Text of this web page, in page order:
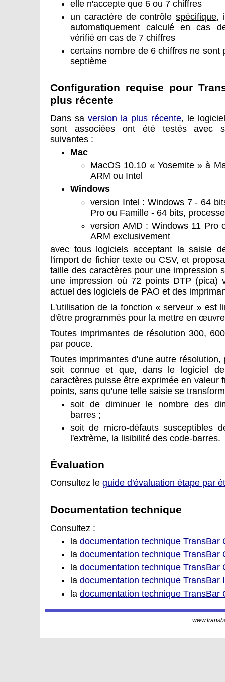
elle n'accepte que 6 ou 7 chiffres
un caractère de contrôlespécifique,
automatiquement calculé en cas
vérifié en cas de 7 chiffres
certains nombre de 6 chiffres ne sont
septième
Configuration requise pour
plus récente
Dans sa version la plus récente, le
sont associées ont été testés avec
suivantes :
Mac
MacOS 10.10 « Yosemite » à
ARM ou Intel
Windows
version Intel : Windows 7 - 64
Pro ou Famille - 64 bits,
version AMD : Windows 11 Pro
ARM exclusivement
avec tous logiciels acceptant la saisie
l'import de fichier texte ou CSV, et
taille des caractères pour une impression
une impression où 72 points DTP (pica)
actuel des logiciels de PAO et des
L'utilisation de la fonction « serveur » est
d'être programmés pour la mettre en
Toutes imprimantes de résolution 300,
par pouce.
Toutes imprimantes d'une autre
soit connue et que, dans le logiciel
caractères puisse être exprimée en valeur
points, sans qu'une telle saisie se
soit de diminuer le nombre des
barres ;
soit de micro-défauts susceptibles
l'extrème, la lisibilité des code-barres.
Évaluation
Consultez le guide d'évaluation étape par
Documentation technique
Consultez :
la documentation technique TransBar
la documentation technique TransBar
la documentation technique TransBar
la documentation technique TransBar
la documentation technique TransBar